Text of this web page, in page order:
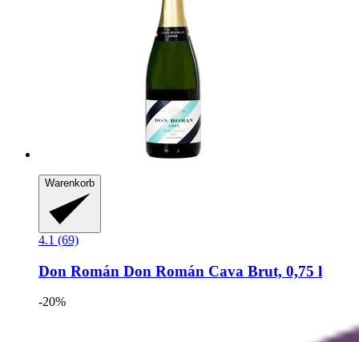
Warenkorb
4.1 (69)
Don Román Don Román Cava Brut, 0,75 l
-20%